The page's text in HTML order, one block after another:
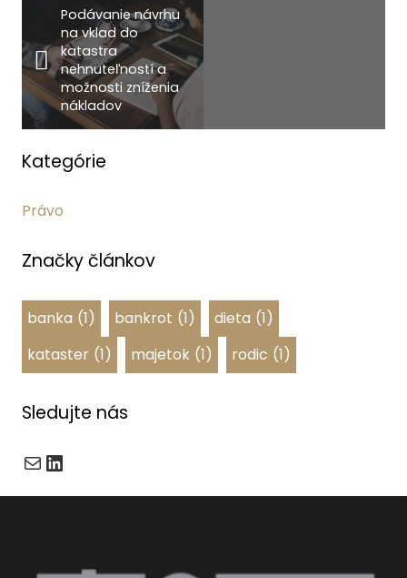
Podávanie návrhu
na vklad do
katastra
nehnuteľností a
možnosti zníženia
nákladov
Kategórie
Právo
Značky článkov
banka (1) bankrot (1) dieta (1)
kataster (1) majetok (1) rodic (1)
Sledujte nás
E-mailLinkedIn